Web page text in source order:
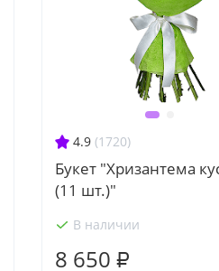
4.9 (1720)
Букет "Хризантема
(11 шт.)"
В наличии
8 650 ₽